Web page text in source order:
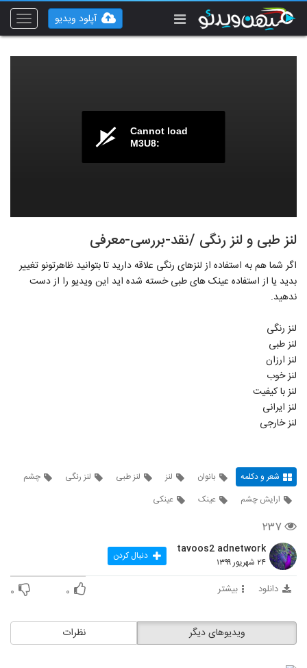
Toggle
آپلود ویدیو
Cannot load
M3U8:
لنز طبی و لنز رنگی /نقد-بررسی-معرفی
اگر شما هم به استفاده از لنزهای رنگی علاقه دارید تا بتوانید ظاهرتونو تغییر
بدید یا از استفاده عینک های طبی خسته شده اید این ویدیو را از دست
ندهید.
لنز رنگی
لنز طبی
لنز ارزان
لنز خوب
لنز با کیفیت
لنز ایرانی
لنز خارجی
شعر و دکلمه بانوان لنز لنز طبی لنز رنگی
چشم
ارایش چشم
عینک عینکی
۲۳۷
tavoos2 adnetwork
۲۴ شهریور ۱۳۹۹ دنبال کردن
دانلود بیشتر ۰ ۰
نظرات ویدیوهای دیگر